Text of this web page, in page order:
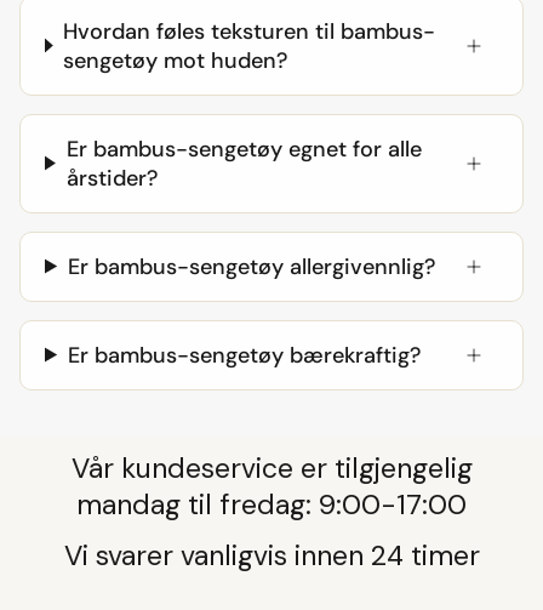
Hvordan føles teksturen til bambus-
sengetøy mot huden?
Er bambus-sengetøy egnet for alle
årstider?
Er bambus-sengetøy allergivennlig?
Er bambus-sengetøy bærekraftig?
Vår kundeservice er tilgjengelig
mandag til fredag: 9:00-17:00
Vi svarer vanligvis innen 24 timer